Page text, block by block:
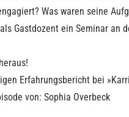
Was waren seine
Gastdozent ein Seminar an
Erfahrungsbericht bei
von: Sophia Overbeck